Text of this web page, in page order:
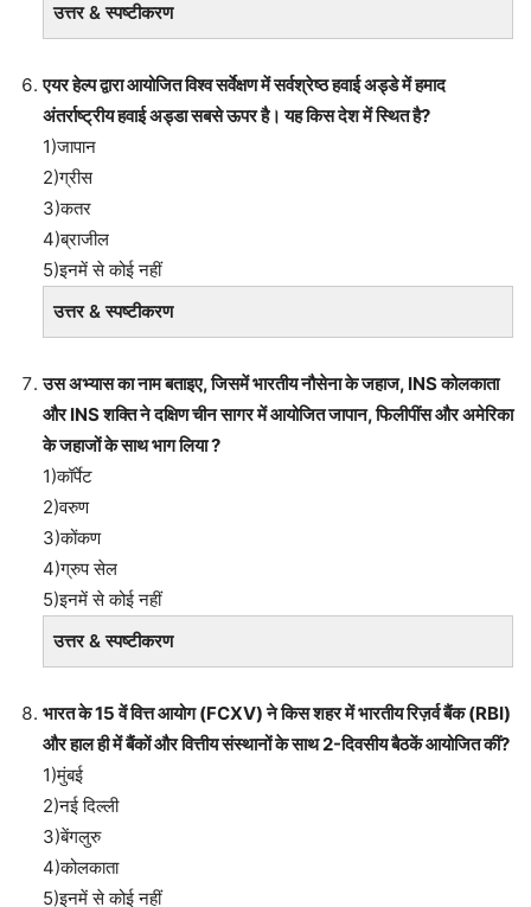
उत्तर & स्पष्टीकरण
एयर हेल्प द्वारा आयोजित विश्व सर्वेक्षण में सर्वश्रेष्ठ हवाई अड्डे में हमाद
अंतर्राष्ट्रीय हवाई अड्डा सबसे ऊपर है। यह किस देश में स्थित है?
1)जापान
2)ग्रीस
3)कतर
4)ब्राजील
5)इनमें से कोई नहीं
उत्तर & स्पष्टीकरण
उस अभ्यास का नाम बताइए, जिसमें भारतीय नौसेना के जहाज, INS कोलकाता
और INS शक्ति ने दक्षिण चीन सागर में आयोजित जापान, फिलीपींस और अमेरिका
के जहाजों के साथ भाग लिया ?
1)कॉर्पेट
2)वरुण
3)कोंकण
4)ग्रुप सेल
5)इनमें से कोई नहीं
उत्तर & स्पष्टीकरण
भारत के 15 वें वित्त आयोग (FCXV) ने किस शहर में भारतीय रिज़र्व बैंक (RBI)
और हाल ही में बैंकों और वित्तीय संस्थानों के साथ 2-दिवसीय बैठकें आयोजित कीं?
1)मुंबई
2)नई दिल्ली
3)बेंगलुरु
4)कोलकाता
5)इनमें से कोई नहीं